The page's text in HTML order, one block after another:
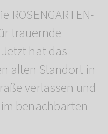
ROSENGARTEN-
trauernde
hat das
alten Standort in
verlassen und
benachbarten